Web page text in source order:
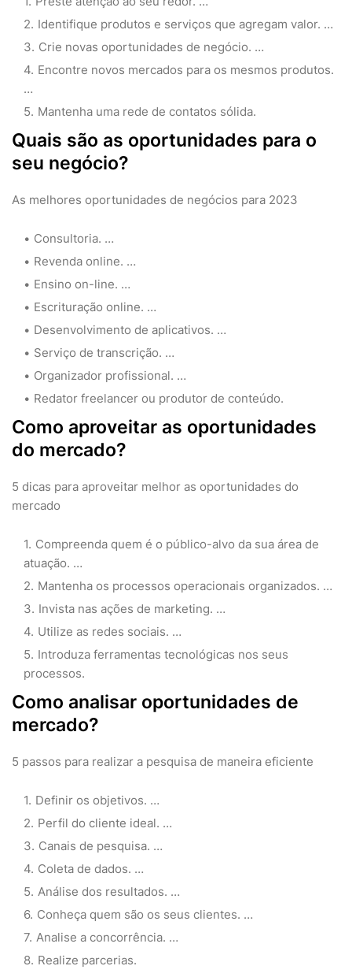
Identifique produtos e serviços que agregam valor. …
Crie novas oportunidades de negócio. …
Encontre novos mercados para os mesmos produtos.
…
Mantenha uma rede de contatos sólida.
Quais são as oportunidades para o
seu negócio?
As melhores oportunidades de negócios para 2023
Consultoria. …
Revenda online. …
Ensino on-line. …
Escrituração online. …
Desenvolvimento de aplicativos. …
Serviço de transcrição. …
Organizador profissional. …
Redator freelancer ou produtor de conteúdo.
Como aproveitar as oportunidades
do mercado?
5 dicas para aproveitar melhor as oportunidades do
mercado
Compreenda quem é o público-alvo da sua área de
atuação. …
Mantenha os processos operacionais organizados. …
Invista nas ações de marketing. …
Utilize as redes sociais. …
Introduza ferramentas tecnológicas nos seus
processos.
Como analisar oportunidades de
mercado?
5 passos para realizar a pesquisa de maneira eficiente
Definir os objetivos. …
Perfil do cliente ideal. …
Canais de pesquisa. …
Coleta de dados. …
Análise dos resultados. …
Conheça quem são os seus clientes. …
Analise a concorrência. …
Realize parcerias.